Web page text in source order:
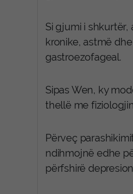
Si gjumi i
kronike, astmë
gastroezofageal.
Sipas Wen, ky
thellë me
Përveç
ndihmojnë edhe
përfshirë